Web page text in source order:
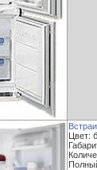
Цвет: